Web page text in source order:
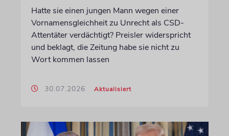
Hatte sie einen jungen Mann wegen einer
Vornamensgleichheit zu Unrecht als CSD-
Attentäter verdächtigt? Preisler widerspricht
und beklagt, die Zeitung habe sie nicht zu
Wort kommen lassen
30.07.2026 Aktualisiert